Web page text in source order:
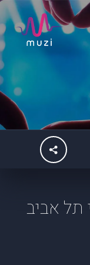
תל אביב